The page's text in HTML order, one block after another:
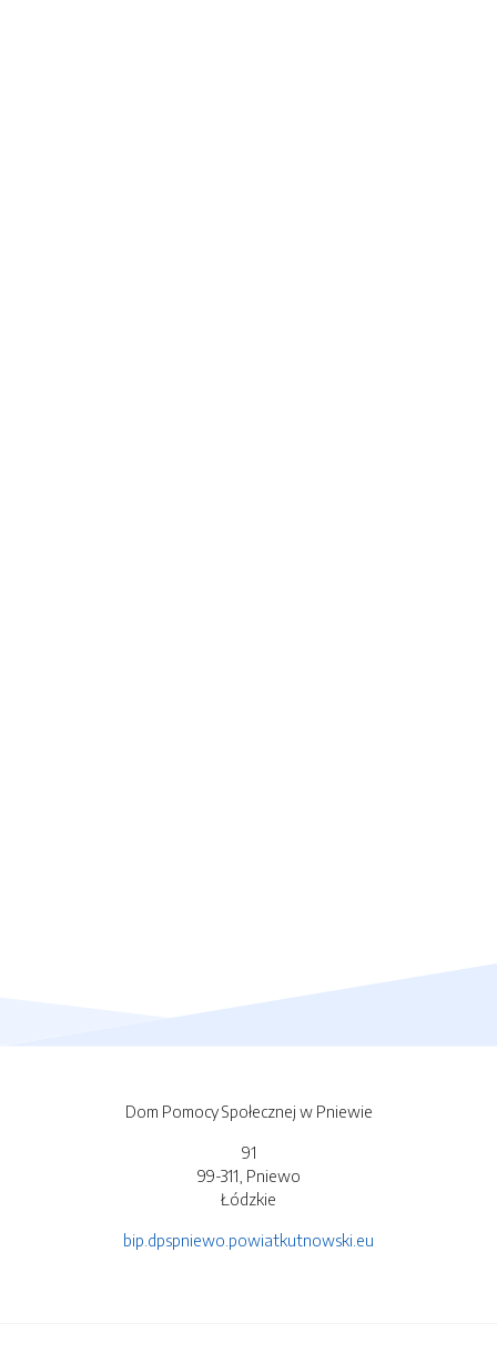
Dom Pomocy Społecznej w Pniewie
91
99-311, Pniewo
Łódzkie
bip.dpspniewo.powiatkutnowski.eu